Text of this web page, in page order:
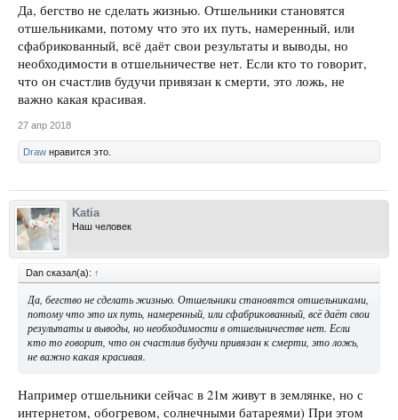
Да, бегство не сделать жизнью. Отшельники становятся
отшельниками, потому что это их путь, намеренный, или
сфабрикованный, всё даёт свои результаты и выводы, но
необходимости в отшельничестве нет. Если кто то говорит,
что он счастлив будучи привязан к смерти, это ложь, не
важно какая красивая.
27 апр 2018
Draw нравится это.
Katia
Наш человек
Dan сказал(а): ↑
Да, бегство не сделать жизнью. Отшельники становятся отшельниками,
потому что это их путь, намеренный, или сфабрикованный, всё даёт свои
результаты и выводы, но необходимости в отшельничестве нет. Если
кто то говорит, что он счастлив будучи привязан к смерти, это ложь,
не важно какая красивая.
Например отшельники сейчас в 21м живут в землянке, но с
интернетом, обогревом, солнечными батареями) При этом